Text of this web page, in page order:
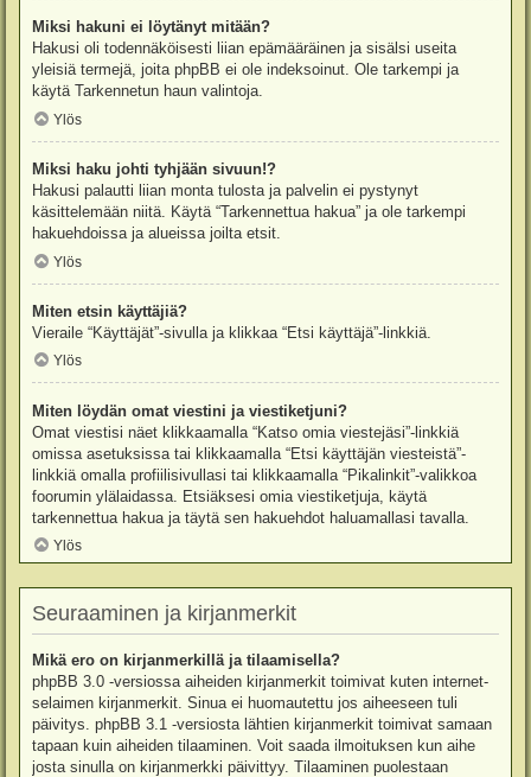
Miksi hakuni ei löytänyt mitään?
Hakusi oli todennäköisesti liian epämääräinen ja sisälsi useita
yleisiä termejä, joita phpBB ei ole indeksoinut. Ole tarkempi ja
käytä Tarkennetun haun valintoja.
Ylös
Miksi haku johti tyhjään sivuun!?
Hakusi palautti liian monta tulosta ja palvelin ei pystynyt
käsittelemään niitä. Käytä “Tarkennettua hakua” ja ole tarkempi
hakuehdoissa ja alueissa joilta etsit.
Ylös
Miten etsin käyttäjiä?
Vieraile “Käyttäjät”-sivulla ja klikkaa “Etsi käyttäjä”-linkkiä.
Ylös
Miten löydän omat viestini ja viestiketjuni?
Omat viestisi näet klikkaamalla “Katso omia viestejäsi”-linkkiä
omissa asetuksissa tai klikkaamalla “Etsi käyttäjän viesteistä”-
linkkiä omalla profiilisivullasi tai klikkaamalla “Pikalinkit”-valikkoa
foorumin ylälaidassa. Etsiäksesi omia viestiketjuja, käytä
tarkennettua hakua ja täytä sen hakuehdot haluamallasi tavalla.
Ylös
Seuraaminen ja kirjanmerkit
Mikä ero on kirjanmerkillä ja tilaamisella?
phpBB 3.0 -versiossa aiheiden kirjanmerkit toimivat kuten internet-
selaimen kirjanmerkit. Sinua ei huomautettu jos aiheeseen tuli
päivitys. phpBB 3.1 -versiosta lähtien kirjanmerkit toimivat samaan
tapaan kuin aiheiden tilaaminen. Voit saada ilmoituksen kun aihe
josta sinulla on kirjanmerkki päivittyy. Tilaaminen puolestaan